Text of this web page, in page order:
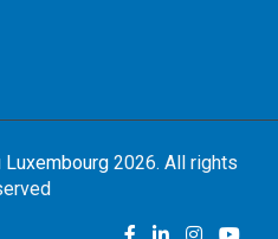
2026. All rights